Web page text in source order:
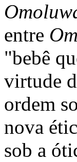
entre
"bebê
virtude
ordem
nova
sob a